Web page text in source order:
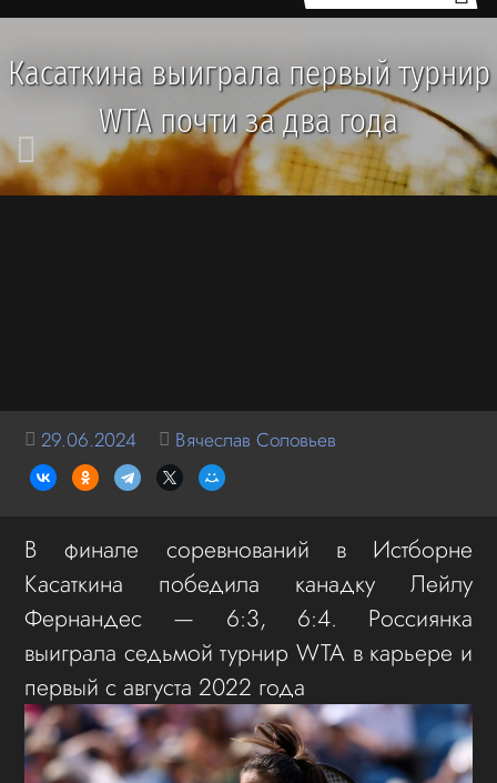
Касаткина выиграла первый турнир
WTA почти за два года
29.06.2024 Вячеслав Соловьев
В финале соревнований в Истборне
Касаткина победила канадку Лейлу
Фернандес — 6:3, 6:4. Россиянка
выиграла седьмой турнир WTA в карьере и
первый с августа 2022 года